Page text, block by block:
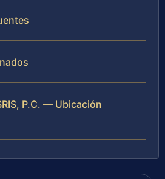
P.C. — Ubicación